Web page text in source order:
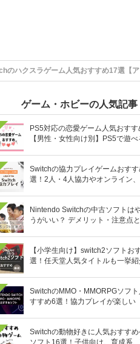
のハクスラゲーム人気おすすめ17選【ア
ゲーム・ホビーの人気記事
PS5対応の恋愛ゲーム人気おすす
【男性・女性向け別】PS5で遊
Switchの協力プレイゲームおす
選！2人・4人協力やオンライン
Nintendo Switchの中古ソフトは
うがいい？ デメリット・注意点
【小学生向け】switch2ソフトお
選！任天堂人気タイトルも一挙
SwitchのMMO・MMORPGソフト
すすめ6選！協力プレイが楽しい
Switchの動物好きに人気おすすめ
ソフト16選！子供向け、育成系